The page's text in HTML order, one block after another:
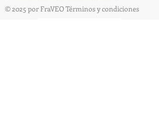
© 2025 por FraVEO Términos y condiciones